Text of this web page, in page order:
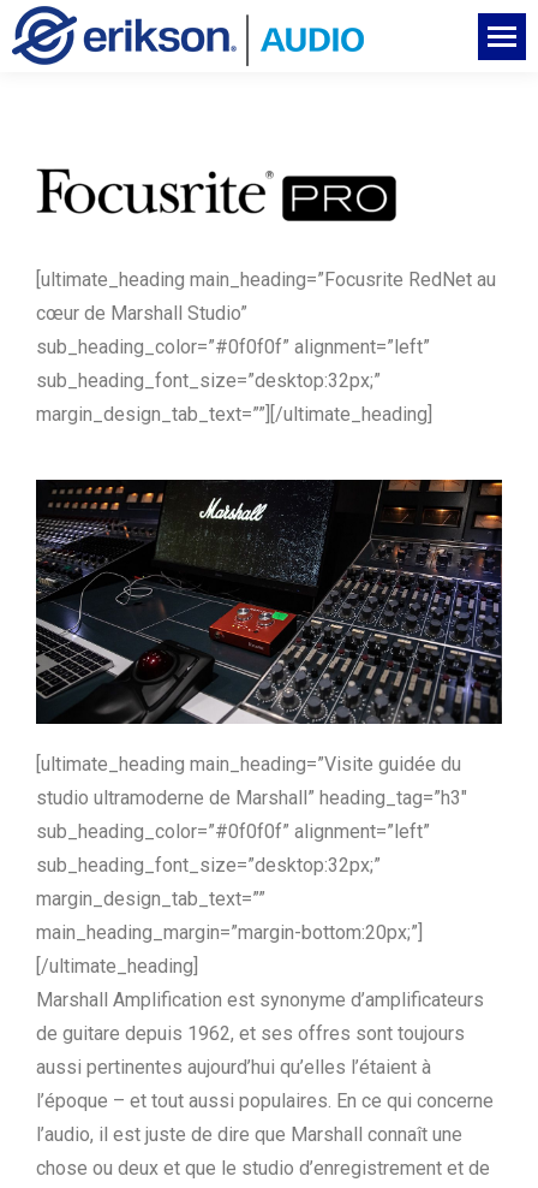
[ultimate_heading main_heading=”Focusrite RedNet au
cœur de Marshall Studio”
sub_heading_color=”#0f0f0f” alignment=”left”
sub_heading_font_size=”desktop:32px;”
margin_design_tab_text=””][/ultimate_heading]
[ultimate_heading main_heading=”Visite guidée du
studio ultramoderne de Marshall” heading_tag=”h3″
sub_heading_color=”#0f0f0f” alignment=”left”
sub_heading_font_size=”desktop:32px;”
margin_design_tab_text=””
main_heading_margin=”margin-bottom:20px;”]
[/ultimate_heading]
Marshall Amplification est synonyme d’amplificateurs
de guitare depuis 1962, et ses offres sont toujours
aussi pertinentes aujourd’hui qu’elles l’étaient à
l’époque – et tout aussi populaires. En ce qui concerne
l’audio, il est juste de dire que Marshall connaît une
chose ou deux et que le studio d’enregistrement et de